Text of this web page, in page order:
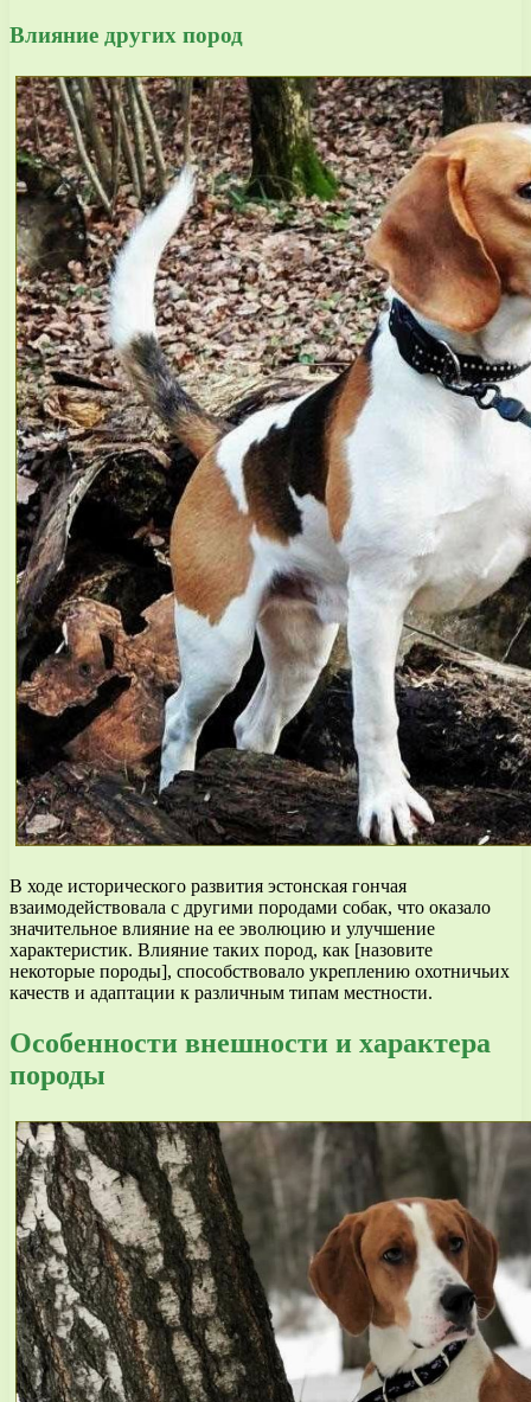
Влияние других пород
В ходе исторического развития эстонская гончая
взаимодействовала с другими породами собак, что оказало
значительное влияние на ее эволюцию и улучшение
характеристик. Влияние таких пород, как [назовите
некоторые породы], способствовало укреплению охотничьих
качеств и адаптации к различным типам местности.
Особенности внешности и характера
породы